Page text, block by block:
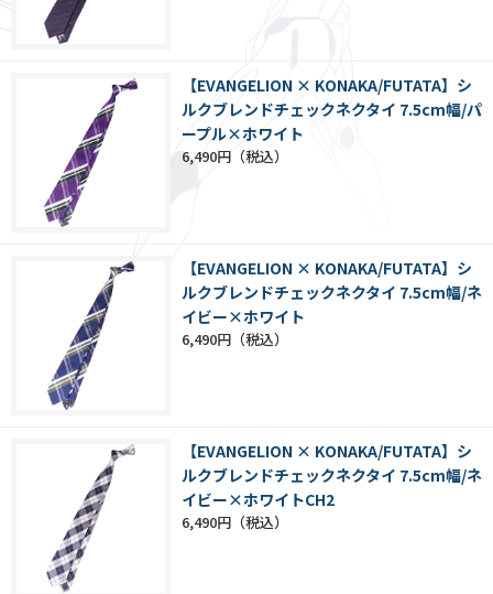
【EVANGELION × KONAKA/FUTATA】シ
ルクブレンドチェックネクタイ 7.5cm幅/パ
ープル×ホワイト
6,490円
【EVANGELION × KONAKA/FUTATA】シ
ルクブレンドチェックネクタイ 7.5cm幅/ネ
イビー×ホワイト
6,490円
【EVANGELION × KONAKA/FUTATA】シ
ルクブレンドチェックネクタイ 7.5cm幅/ネ
イビー×ホワイトCH2
6,490円